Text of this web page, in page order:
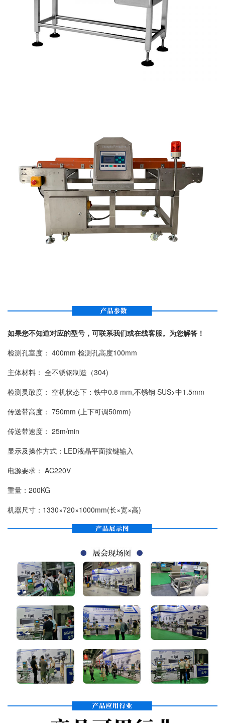
如果您不知道对应的型号，可联系我们或在线客服。为您解答！
检测孔室度： 400mm 检测孔高度100mm
主体材料： 全不锈钢制造（304)
检测灵敢度： 空机状态下：铁中0.8 mm,不锈钢 SUS>中1.5mm
传送带高度： 750mm (上下可调50mm)
传送带速度： 25m/min
显示及操作方式：LED液晶平面按键输入
电源要求： AC220V
重量：200KG
机器尺寸：1330×720×1000mm(长×宽×高)